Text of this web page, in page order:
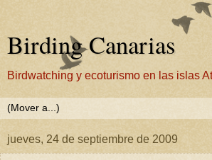
Birding Canarias
Birdwatching y ecoturismo en las islas
jueves, 24 de septiembre de 2009